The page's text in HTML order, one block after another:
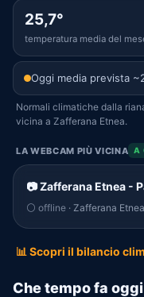
25,7°
temperatura media del
Oggi media prevista
Normali climatiche dalla
vicina a Zafferana Etnea.
LA WEBCAM PIÙ VICINA A
📷 Zafferana Etnea -
⚪ offline · Zafferana
📊 Scopri il bilancio
Che tempo fa